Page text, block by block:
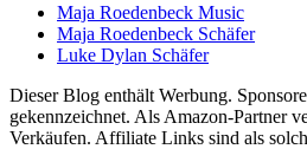
Maja Roedenbeck Music
Maja Roedenbeck Schäfer
Luke Dylan Schäfer
Dieser Blog enthält Werbung.
gekennzeichnet. Als Amazon-Partner
Verkäufen. Affiliate Links sind als